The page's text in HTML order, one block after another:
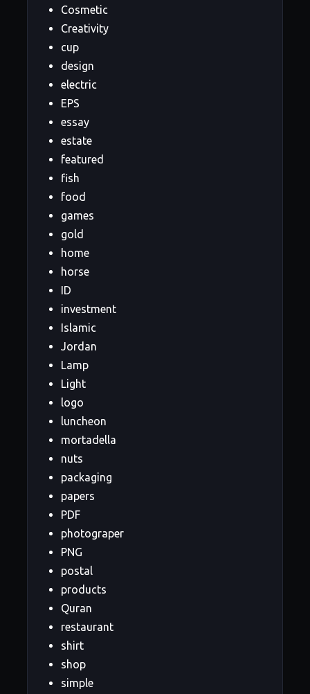
Cosmetic
Creativity
cup
design
electric
EPS
essay
estate
featured
fish
food
games
gold
home
horse
ID
investment
Islamic
Jordan
Lamp
Light
logo
luncheon
mortadella
nuts
packaging
papers
PDF
photograper
PNG
postal
products
Quran
restaurant
shirt
shop
simple